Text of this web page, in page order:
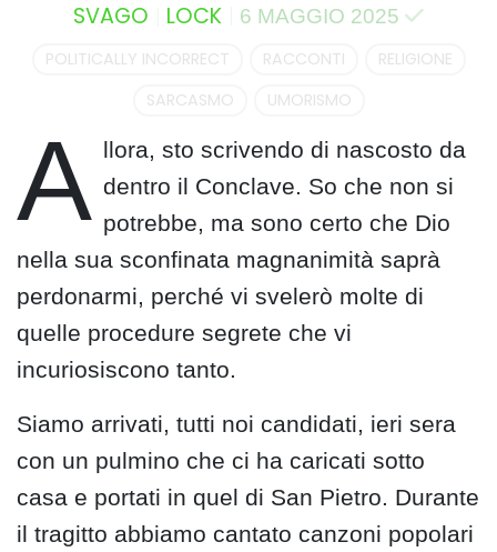
SVAGO LOCK 6 MAGGIO 2025
POLITICALLY INCORRECT RACCONTI
RELIGIONE
SARCASMO
UMORISMO
A llora, sto scrivendo di nascosto da
dentro il Conclave. So che non si
potrebbe, ma sono certo che Dio
nella sua sconfinata magnanimità saprà
perdonarmi, perché vi svelerò molte di
quelle procedure segrete che vi
incuriosiscono tanto.
Siamo arrivati, tutti noi candidati, ieri sera
con un pulmino che ci ha caricati sotto
casa e portati in quel di San Pietro. Durante
il tragitto abbiamo cantato canzoni popolari